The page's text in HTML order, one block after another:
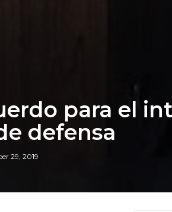
para el
defensa
29, 2019